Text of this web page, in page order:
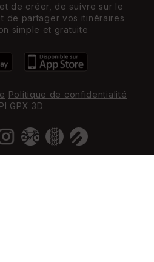
de créer, de suivre sur le
de partager vos itinéraires
simple et gratuite
Politique de confidentialité
GPX 3D